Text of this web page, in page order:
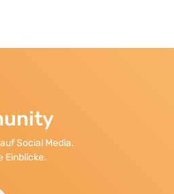
Social Media.
Einblicke.